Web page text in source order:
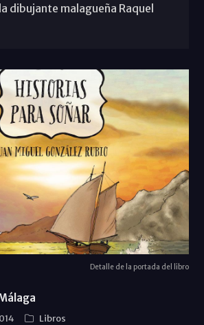
dibujante malagueña Raquel
Detalle de la portada del libro
Libros